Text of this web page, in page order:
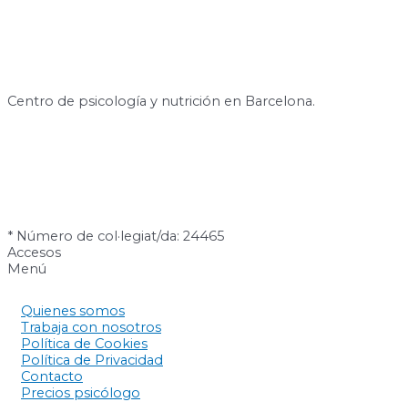
Centro de psicología y nutrición en Barcelona.
* Número de col·legiat/da: 24465
Accesos
Menú
Quienes somos
Trabaja con nosotros
Política de Cookies
Política de Privacidad
Contacto
Precios psicólogo